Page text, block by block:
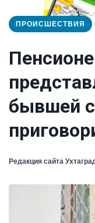
ПРОИСШЕСТВИЯ
бывшей
Редакция сайта